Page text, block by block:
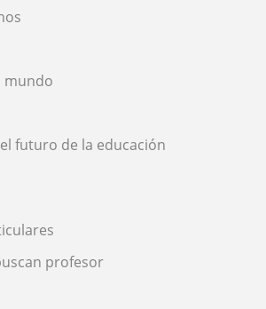
mundo
futuro de la educación
profesor